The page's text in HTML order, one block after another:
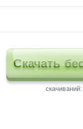
Скачать
cкачиваний: